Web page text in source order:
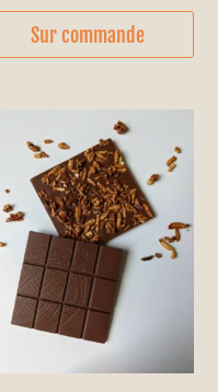
Sur commande